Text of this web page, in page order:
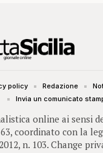
online ai sensi
63, coordinato con la
n. 103. Change
policy Redazione
Invia un comunicato